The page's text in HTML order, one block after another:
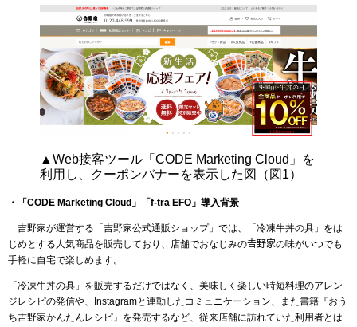
▲Web接客ツール「CODE Marketing Cloud」を
利用し、クーポンバナーを表示した図（図1）
・「CODE Marketing Cloud」「f-tra EFO」導入背景
吉野家が運営する「吉野家公式通販ショップ」では、「冷凍牛丼の具」をは
じめとする人気商品を販売しており、店舗でおなじみの𠮷野家の味がいつでも
手軽に自宅で楽しめます。
「冷凍牛丼の具」を販売するだけではなく、美味しく楽しい時短料理のアレン
ジレシピの発信や、Instagramと連動したコミュニケーション、また書籍『おう
ち吉野家かんたんレシピ』を発売するなど、従来店舗に訪れていた利用者とは